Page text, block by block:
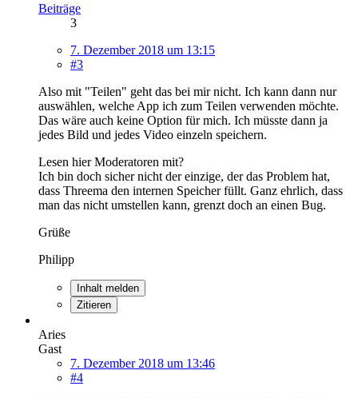
Beiträge
3
7. Dezember 2018 um 13:15
#3
Also mit "Teilen" geht das bei mir nicht. Ich kann dann nur
auswählen, welche App ich zum Teilen verwenden möchte.
Das wäre auch keine Option für mich. Ich müsste dann ja
jedes Bild und jedes Video einzeln speichern.
Lesen hier Moderatoren mit?
Ich bin doch sicher nicht der einzige, der das Problem hat,
dass Threema den internen Speicher füllt. Ganz ehrlich, dass
man das nicht umstellen kann, grenzt doch an einen Bug.
Grüße
Philipp
Inhalt melden
Zitieren
Aries
Gast
7. Dezember 2018 um 13:46
#4